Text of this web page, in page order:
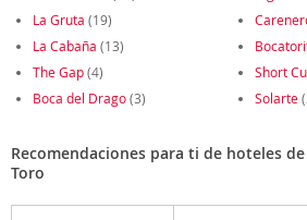
La Gruta (19)
La Cabaña (13)
The Gap(4) Short
Boca del Drago(3) Solarte
Recomendaciones para ti de hoteles
Toro